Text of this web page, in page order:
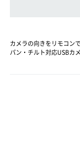
カメラの向きをリモコン
パン・チルト対応USBカ